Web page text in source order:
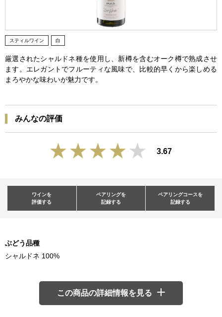
スティルワイン 白
厳選されたシャルドネ種を使用し、新樽を含むオーク樽で熟成させ
ます。エレガントでフルーティな風味で、比較的早くから楽しめる
まろやかな味わいが魅力です。
みんなの評価
3.67
ワインを
評価する
ペアリングを
記録する
ペアリングコースを
記録する
ぶどう品種
シャルドネ 100%
この商品の詳細情報を見る